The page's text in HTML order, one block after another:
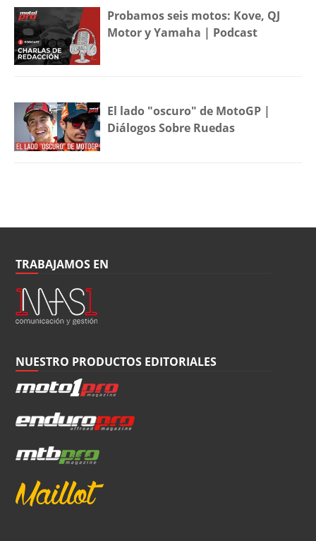
Probamos seis motos: Kove, QJ
Motor y Yamaha | Podcast
El lado "oscuro" de MotoGP |
Diálogos Sobre Ruedas
TRABAJAMOS EN
NUESTRO PRODUCTOS EDITORIALES